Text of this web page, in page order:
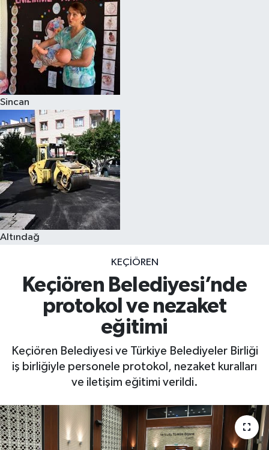
Sincan
Altındağ
KEÇIÖREN
Keçiören Belediyesi’nde
protokol ve nezaket
eğitimi
Keçiören Belediyesi ve Türkiye Belediyeler Birliği
iş birliğiyle personele protokol, nezaket kuralları
ve iletişim eğitimi verildi.